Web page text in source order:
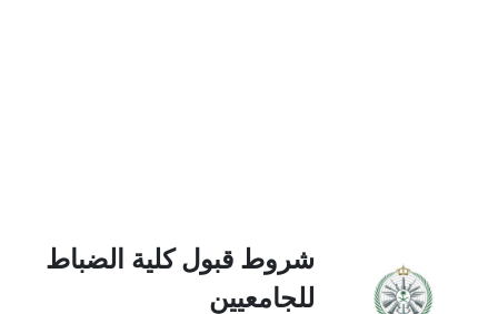
شروط قبول كلية الضباط
للجامعيين